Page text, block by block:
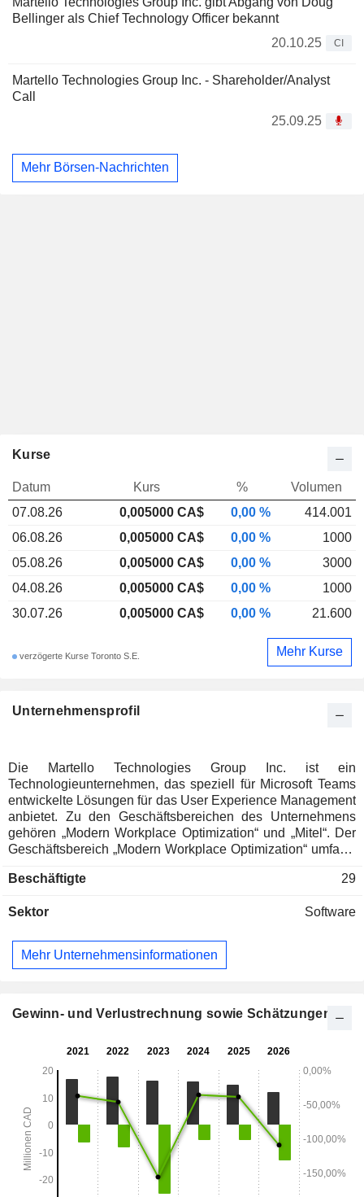
Bellinger als Chief Technology Officer bekannt
20.10.25
CI
Martello Technologies Group Inc. - Shareholder/Analyst
Call
25.09.25
Mehr Börsen-Nachrichten
Unternehmensprofil
Die Martello Technologies Group Inc. ist ein
Technologieunternehmen, das speziell für Microsoft Teams
entwickelte Lösungen für das User Experience Management
anbietet. Zu den Geschäftsbereichen des Unternehmens
gehören „Modern Workplace Optimization“ und „Mitel“. Der
Geschäftsbereich „Modern Workplace Optimization“ umfasst
umfassenden Leistungsüberwachung von Microsoft 365 und
LiveMaps und Domino). Das Segment „Mitel“ umfasst das
Unternehmen entwickelte Software, die von Mitel an seine
Vertriebspartner und Unternehmenskunden verkauft wird,
abonnementbasierte Angebote und den Verkauf von
Lizenzen sowie Wartung und Support für bestimmte ältere
professionelle Dienstleistungen im Zusammenhang mit der
Testphase und der Bereitstellung bestimmter
Softwareprodukte an.
Beschäftigte 29
Sektor Software
Mehr Unternehmensinformationen
Kurse
Datum Kurs %
Volumen
07.08.26
0,005000 CA$ 0,00 %
414.001
06.08.26
0,005000 CA$ 0,00 %
1000
05.08.26
0,005000 CA$ 0,00 %
3000
04.08.26
0,005000 CA$ 0,00 %
1000
30.07.26
0,005000 CA$ 0,00 % 21.600
verzögerte Kurse Toronto S.E. Mehr Kurse
Gewinn- und Verlustrechnung sowie Schätzungen